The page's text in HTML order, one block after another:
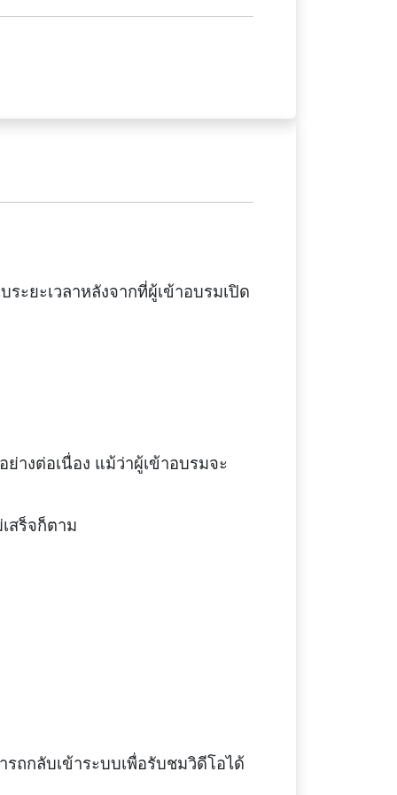
ะยะเวลาหลังจากที่ผู้เข้าอบรมเปิด
างต่อเนื่อง แม้ว่าผู้เข้าอบรมจะ
สร็จก็ตาม
ถกลับเข้าระบบเพื่อรับชมวิดีโอได้